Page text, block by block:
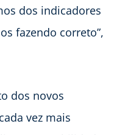
dos indicadores
fazendo correto”,
dos novos
vez mais